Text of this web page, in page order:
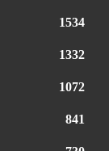
1534
1332
1072
841